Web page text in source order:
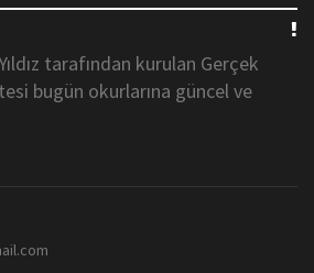
tarafından kurulan Gerçek
bugün okurlarına güncel ve